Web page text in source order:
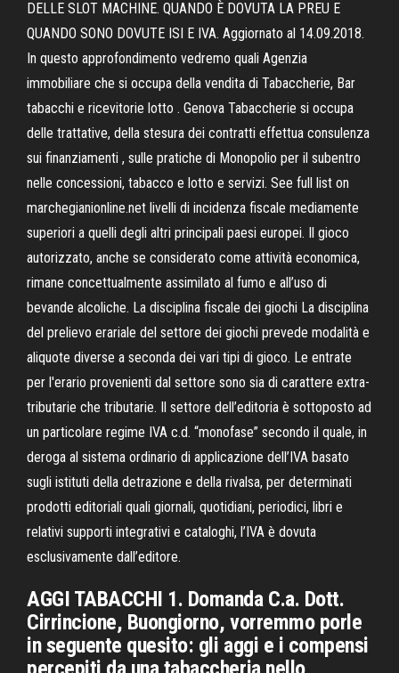
DELLE SLOT MACHINE. QUANDO È DOVUTA LA PREU E
QUANDO SONO DOVUTE ISI E IVA. Aggiornato al 14.09.2018.
In questo approfondimento vedremo quali Agenzia
immobiliare che si occupa della vendita di Tabaccherie, Bar
tabacchi e ricevitorie lotto . Genova Tabaccherie si occupa
delle trattative, della stesura dei contratti effettua consulenza
sui finanziamenti , sulle pratiche di Monopolio per il subentro
nelle concessioni, tabacco e lotto e servizi. See full list on
marchegianionline.net livelli di incidenza fiscale mediamente
superiori a quelli degli altri principali paesi europei. Il gioco
autorizzato, anche se considerato come attività economica,
rimane concettualmente assimilato al fumo e all’uso di
bevande alcoliche. La disciplina fiscale dei giochi La disciplina
del prelievo erariale del settore dei giochi prevede modalità e
aliquote diverse a seconda dei vari tipi di gioco. Le entrate
per l'erario provenienti dal settore sono sia di carattere extra-
tributarie che tributarie. Il settore dell’editoria è sottoposto ad
un particolare regime IVA c.d. “monofase” secondo il quale, in
deroga al sistema ordinario di applicazione dell’IVA basato
sugli istituti della detrazione e della rivalsa, per determinati
prodotti editoriali quali giornali, quotidiani, periodici, libri e
relativi supporti integrativi e cataloghi, l’IVA è dovuta
esclusivamente dall’editore.
AGGI TABACCHI 1. Domanda C.a. Dott.
Cirrincione, Buongiorno, vorremmo porle
in seguente quesito: gli aggi e i compensi